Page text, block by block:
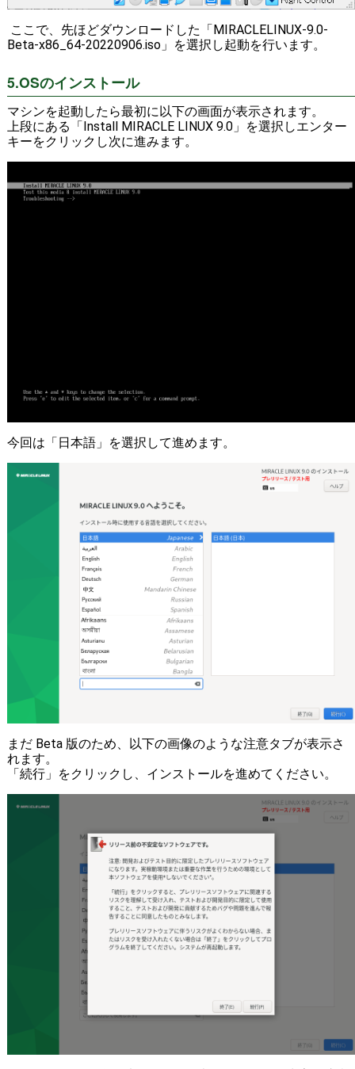
ここで、先ほどダウンロードした「MIRACLELINUX-9.0-
Beta-x86_64-20220906.iso」を選択し起動を行います。
5.OSのインストール
マシンを起動したら最初に以下の画面が表示されます。
上段にある「Install MIRACLE LINUX 9.0」を選択しエンター
キーをクリックし次に進みます。
今回は「日本語」を選択して進めます。
まだ Beta 版のため、以下の画像のような注意タブが表示さ
れます。
「続行」をクリックし、インストールを進めてください。